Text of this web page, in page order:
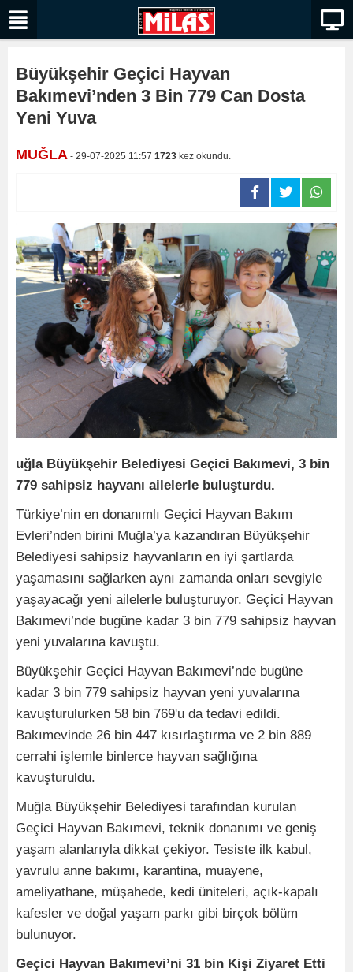
Büyükşehir Geçici Hayvan
Bakımevi’nden 3 Bin 779 Can Dosta
Yeni Yuva
MUĞLA - 29-07-2025 11:57 1723 kez okundu.
uğla Büyükşehir Belediyesi Geçici Bakımevi, 3 bin
779 sahipsiz hayvanı ailelerle buluşturdu.
Türkiye’nin en donanımlı Geçici Hayvan Bakım
Evleri’nden birini Muğla’ya kazandıran Büyükşehir
Belediyesi sahipsiz hayvanların en iyi şartlarda
yaşamasını sağlarken aynı zamanda onları sevgiyle
yaşayacağı yeni ailelerle buluşturuyor. Geçici Hayvan
Bakımevi’nde bugüne kadar 3 bin 779 sahipsiz hayvan
yeni yuvalarına kavuştu.
Büyükşehir Geçici Hayvan Bakımevi’nde bugüne
kadar 3 bin 779 sahipsiz hayvan yeni yuvalarına
kavuşturulurken 58 bin 769'u da tedavi edildi.
Bakımevinde 26 bin 447 kısırlaştırma ve 2 bin 889
cerrahi işlemle binlerce hayvan sağlığına
kavuşturuldu.
Muğla Büyükşehir Belediyesi tarafından kurulan
Geçici Hayvan Bakımevi, teknik donanımı ve geniş
yaşam alanlarıyla dikkat çekiyor. Tesiste ilk kabul,
yavrulu anne bakımı, karantina, muayene,
ameliyathane, müşahede, kedi üniteleri, açık-kapalı
kafesler ve doğal yaşam parkı gibi birçok bölüm
bulunuyor.
Geçici Hayvan Bakımevi’ni 31 bin Kişi Ziyaret Etti